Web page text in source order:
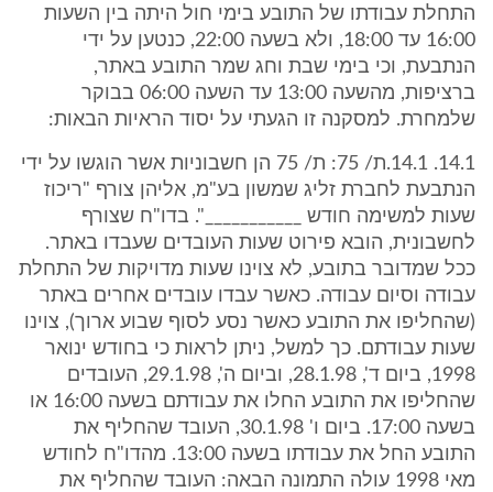
התחלת עבודתו של התובע בימי חול היתה בין השעות
16:00 עד 18:00, ולא בשעה 22:00, כנטען על ידי
הנתבעת, וכי בימי שבת וחג שמר התובע באתר,
ברציפות, מהשעה 13:00 עד השעה 06:00 בבוקר
שלמחרת. למסקנה זו הגעתי על יסוד הראיות הבאות:
14.1. 14.1.ת/ 75: ת/ 75 הן חשבוניות אשר הוגשו על ידי
הנתבעת לחברת זליג שמשון בע"מ, אליהן צורף "ריכוז
שעות למשימה חודש ___________". בדו"ח שצורף
לחשבונית, הובא פירוט שעות העובדים שעבדו באתר.
ככל שמדובר בתובע, לא צוינו שעות מדויקות של התחלת
עבודה וסיום עבודה. כאשר עבדו עובדים אחרים באתר
(שהחליפו את התובע כאשר נסע לסוף שבוע ארוך), צוינו
שעות עבודתם. כך למשל, ניתן לראות כי בחודש ינואר
1998, ביום ד', 28.1.98, וביום ה', 29.1.98, העובדים
שהחליפו את התובע החלו את עבודתם בשעה 16:00 או
בשעה 17:00. ביום ו' 30.1.98, העובד שהחליף את
התובע החל את עבודתו בשעה 13:00. מהדו"ח לחודש
מאי 1998 עולה התמונה הבאה: העובד שהחליף את